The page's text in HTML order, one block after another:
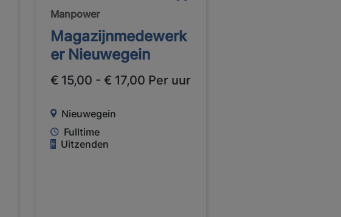
Manpower
Magazijnmedewerk
er Nieuwegein
€ 15,00 - € 17,00 Per uur
Nieuwegein
Fulltime
Uitzenden